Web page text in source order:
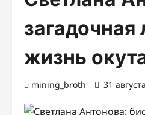
загадочная
жизнь
mining_broth 31